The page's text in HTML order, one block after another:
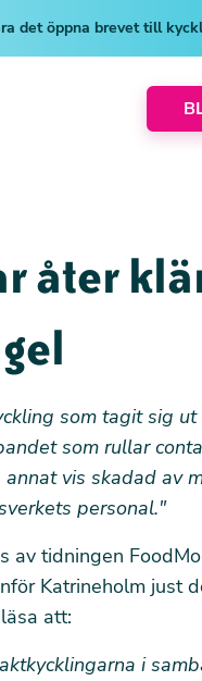
det öppna brevet till
åter
som tagit sig ut
som rullar
vis skadad av
personal."
av tidningen
Katrineholm just
att:
i